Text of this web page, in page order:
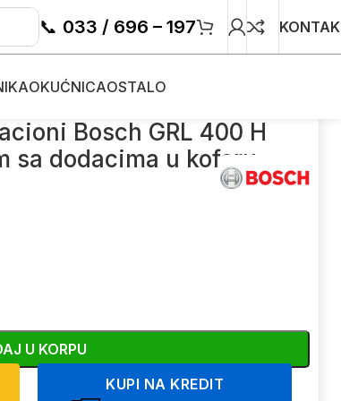
📞 033 / 696 – 197
OKUĆNICAOSTALO
sa dodacima u koferu
Bosch GRL 400 H
sa dodacima u koferu
U KORPU
KUPI NA KREDIT